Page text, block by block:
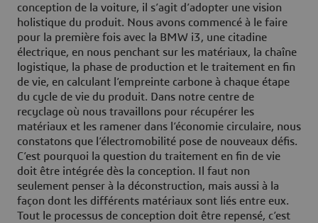
conception de la voiture, il s’agit d’adopter une vision
holistique du produit. Nous avons commencé à le faire
pour la première fois avec la BMW i3, une citadine
électrique, en nous penchant sur les matériaux, la chaîne
logistique, la phase de production et le traitement en fin
de vie, en calculant l’empreinte carbone à chaque étape
du cycle de vie du produit. Dans notre centre de
recyclage où nous travaillons pour récupérer les
matériaux et les ramener dans l’économie circulaire, nous
constatons que l’électromobilité pose de nouveaux défis.
C’est pourquoi la question du traitement en fin de vie
doit être intégrée dès la conception. Il faut non
seulement penser à la déconstruction, mais aussi à la
façon dont les différents matériaux sont liés entre eux.
Tout le processus de conception doit être repensé, c’est